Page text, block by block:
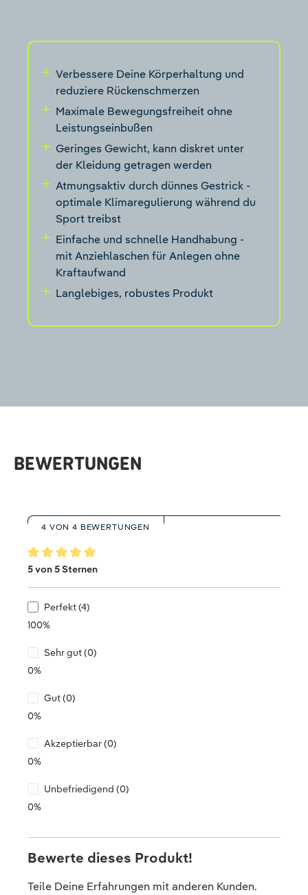
Verbessere Deine Körperhaltung und
reduziere Rückenschmerzen
Maximale Bewegungsfreiheit ohne
Leistungseinbußen
Geringes Gewicht, kann diskret unter
der Kleidung getragen werden
Atmungsaktiv durch dünnes Gestrick -
optimale Klimaregulierung während du
Sport treibst
Einfache und schnelle Handhabung -
mit Anziehlaschen für Anlegen ohne
Kraftaufwand
Langlebiges, robustes Produkt
BEWERTUNGEN
4 VON 4 BEWERTUNGEN
Durchschnittliche Bewertung von 5 von 5 Sternen
5 von 5 Sternen
Perfekt (4)
100%
Sehr gut (0)
0%
Gut (0)
0%
Akzeptierbar (0)
0%
Unbefriedigend (0)
0%
Bewerte dieses Produkt!
Teile Deine Erfahrungen mit anderen Kunden.